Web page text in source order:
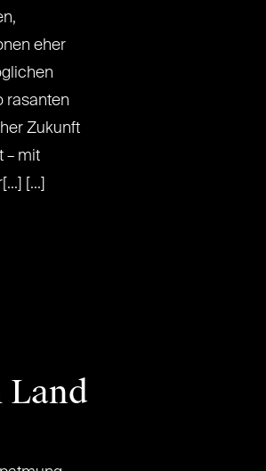
eher
rasanten
Zukunft
– mit
[...]
Land